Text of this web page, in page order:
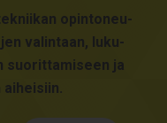
opin­to­neu­
valin­taan, luku­
suo­rit­ta­mi­seen ja